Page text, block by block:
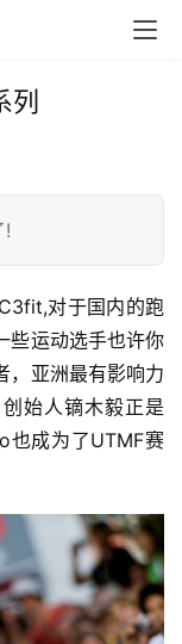
列
!
对于国内的跑
些运动选手也许你
，亚洲最有影响力
始人镝木毅正是
也成为了UTMF赛